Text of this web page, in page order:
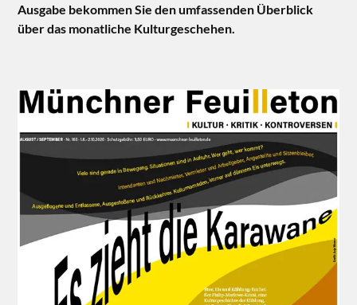
Ausgabe bekommen Sie den umfassenden Überblick
über das monatliche Kulturgeschehen.